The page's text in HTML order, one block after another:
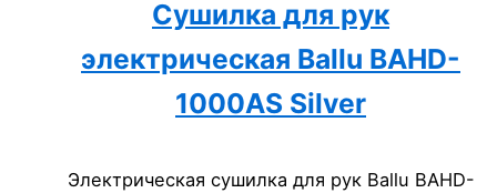
Сушилка для рук
электрическая Ballu BAHD-
1000AS Silver
Электрическая сушилка для рук Ballu BAHD-